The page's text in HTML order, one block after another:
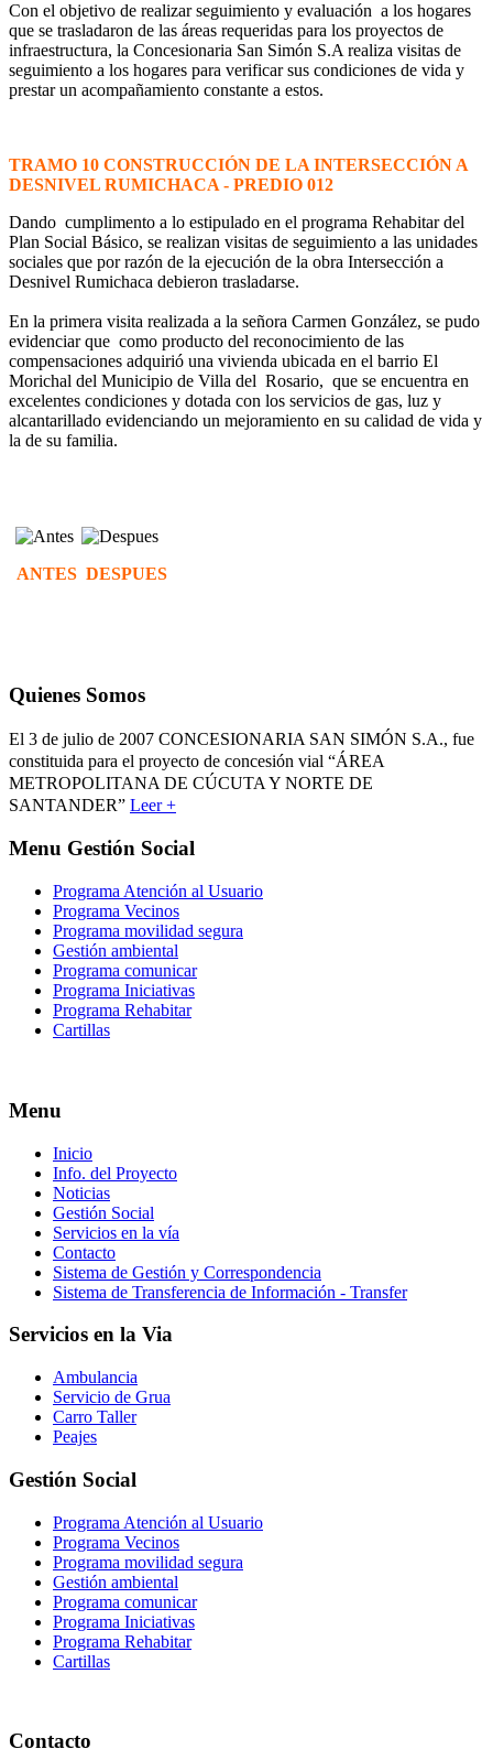
Con el objetivo de realizar seguimiento y evaluación a los hogares
que se trasladaron de las áreas requeridas para los proyectos de
infraestructura, la Concesionaria San Simón S.A realiza visitas de
seguimiento a los hogares para verificar sus condiciones de vida y
prestar un acompañamiento constante a estos.
TRAMO 10 CONSTRUCCIÓN DE LA INTERSECCIÓN A
DESNIVEL RUMICHACA - PREDIO 012
Dando cumplimento a lo estipulado en el programa Rehabitar del
Plan Social Básico, se realizan visitas de seguimiento a las unidades
sociales que por razón de la ejecución de la obra Intersección a
Desnivel Rumichaca debieron trasladarse.
En la primera visita realizada a la señora Carmen González, se pudo
evidenciar que como producto del reconocimiento de las
compensaciones adquirió una vivienda ubicada en el barrio El
Morichal del Municipio de Villa del Rosario, que se encuentra en
excelentes condiciones y dotada con los servicios de gas, luz y
alcantarillado evidenciando un mejoramiento en su calidad de vida y
la de su familia.
ANTES DESPUES
Quienes Somos
El 3 de julio de 2007 CONCESIONARIA SAN SIMÓN S.A., fue
constituida para el proyecto de concesión vial “ÁREA
METROPOLITANA DE CÚCUTA Y NORTE DE
SANTANDER” Leer +
Menu Gestión Social
Programa Atención al Usuario
Programa Vecinos
Programa movilidad segura
Gestión ambiental
Programa comunicar
Programa Iniciativas
Programa Rehabitar
Cartillas
Menu
Inicio
Info. del Proyecto
Noticias
Gestión Social
Servicios en la vía
Contacto
Sistema de Gestión y Correspondencia
Sistema de Transferencia de Información - Transfer
Servicios en la Via
Ambulancia
Servicio de Grua
Carro Taller
Peajes
Gestión Social
Programa Atención al Usuario
Programa Vecinos
Programa movilidad segura
Gestión ambiental
Programa comunicar
Programa Iniciativas
Programa Rehabitar
Cartillas
Contacto